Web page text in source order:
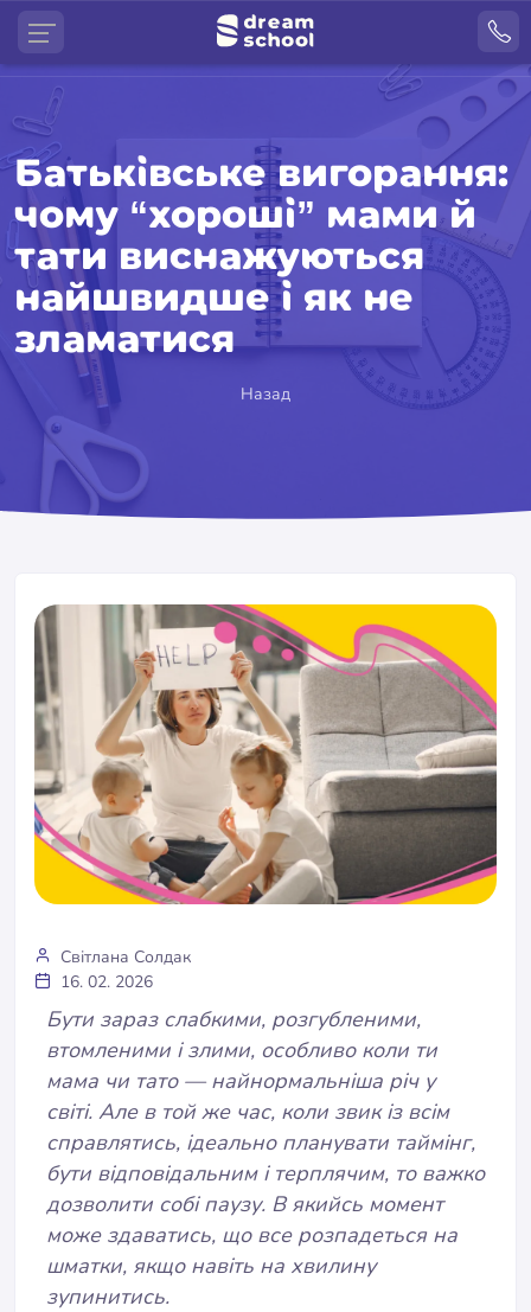
Батьківське вигорання:
чому “хороші” мами й
тати виснажуються
найшвидше і як не
зламатися
Світлана Солдак
16. 02. 2026
Бути зараз слабкими, розгубленими,
втомленими і злими, особливо коли ти
мама чи тато — найнормальніша річ у
світі. Але в той же час, коли звик із всім
справлятись, ідеально планувати таймінг,
бути відповідальним і терплячим, то важко
дозволити собі паузу. В якийсь момент
може здаватись, що все розпадеться на
шматки, якщо навіть на хвилину
зупинитись.